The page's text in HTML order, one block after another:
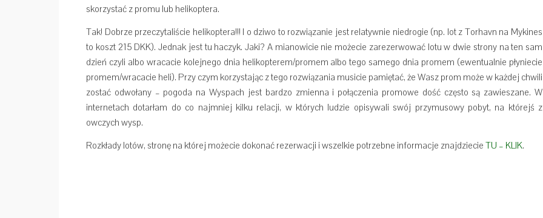
skorzystać z promu lub helikoptera.
Tak! Dobrze przeczytaliście helikoptera!!! I o dziwo to rozwiązanie jest relatywnie niedrogie (np. lot z Torhavn na Mykines
to koszt 215 DKK). Jednak jest tu haczyk. Jaki? A mianowicie nie możecie zarezerwować lotu w dwie strony na ten sam
dzień czyli albo wracacie kolejnego dnia helikopterem/promem albo tego samego dnia promem (ewentualnie płyniecie
promem/wracacie heli). Przy czym korzystając z tego rozwiązania musicie pamiętać, że Wasz prom może w każdej chwili
zostać odwołany – pogoda na Wyspach jest bardzo zmienna i połączenia promowe dość często są zawieszane. W
internetach dotarłam do co najmniej kilku relacji, w których ludzie opisywali swój przymusowy pobyt, na którejś z
owczych wysp.
Rozkłady lotów, stronę na której możecie dokonać rezerwacji i wszelkie potrzebne informacje znajdziecie TU – KLIK.